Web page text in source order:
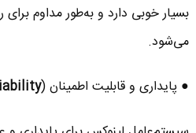
بسیار خوبی دارد و به‌طور مداوم
می‌شود.
● پایداری و قابلیت اطمینان (